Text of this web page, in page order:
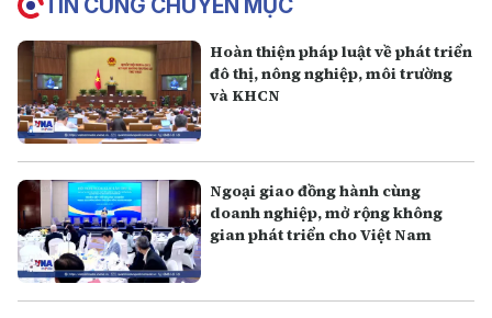
TIN CÙNG CHUYÊN MỤC
Hoàn thiện pháp luật về phát triển
đô thị, nông nghiệp, môi trường
và KHCN
Ngoại giao đồng hành cùng
doanh nghiệp, mở rộng không
gian phát triển cho Việt Nam